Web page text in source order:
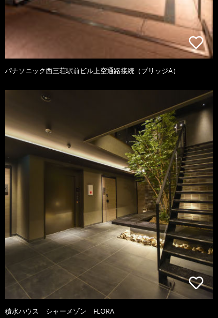
パナソニック西三荘駅前ビル上空通路接続（ブリッジA）
積水ハウス シャーメゾン FLORA